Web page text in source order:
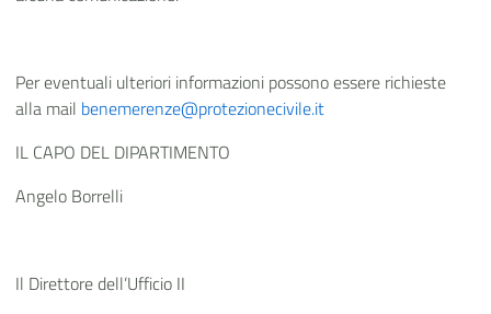
Per eventuali ulteriori informazioni possono essere richieste
alla mail benemerenze@protezionecivile.it
IL CAPO DEL DIPARTIMENTO
Angelo Borrelli
Il Direttore dell’Ufficio II